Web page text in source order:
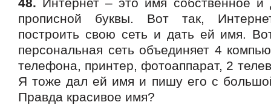
прописной буквы. Вот так,
построить свою сеть и дать ей имя.
персональная сеть объединяет 4
телефона, принтер, фотоаппарат, 2
Я тоже дал ей имя и пишу его с
Правда красивое имя?